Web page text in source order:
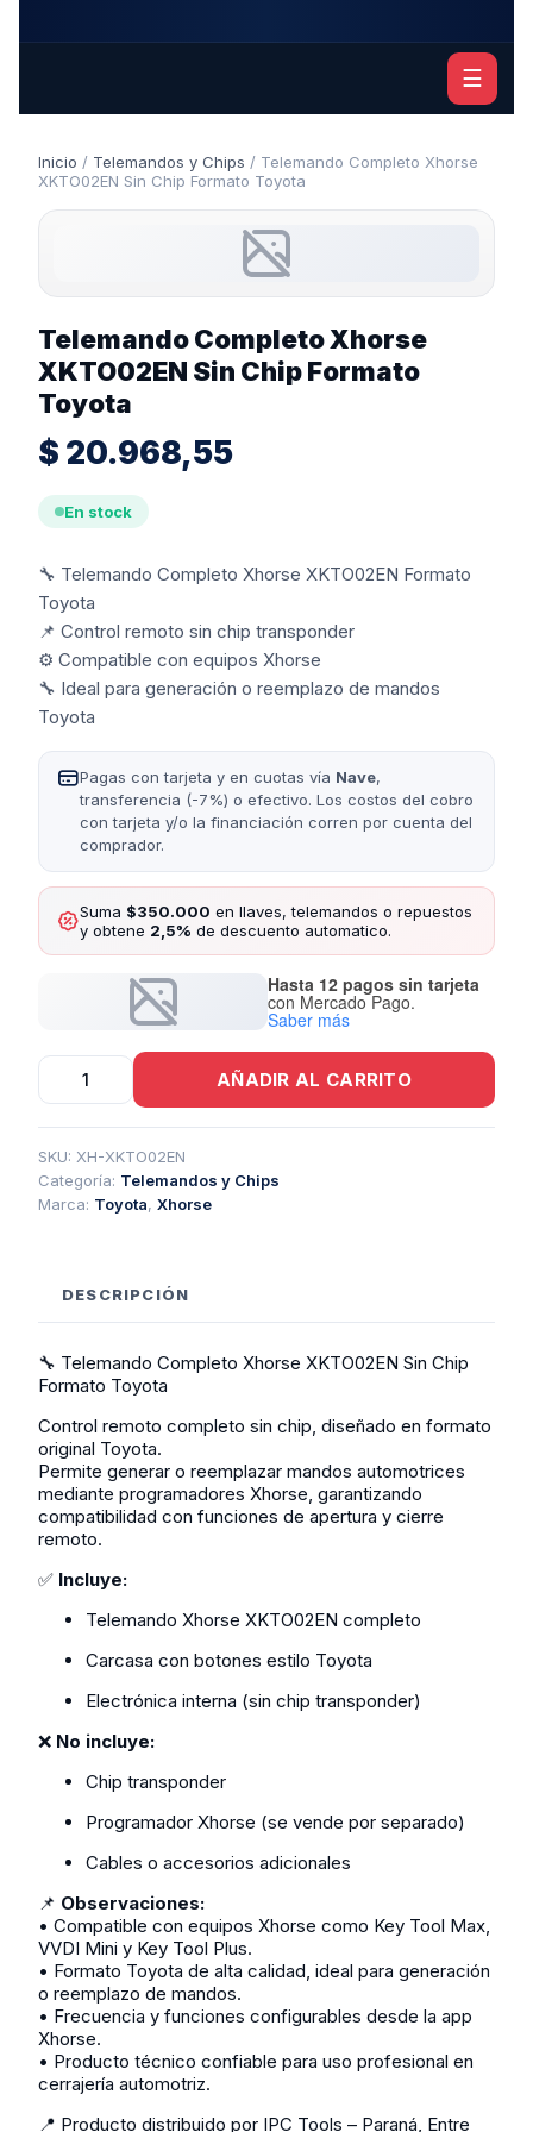
☰
Inicio / Telemandos y Chips / Telemando Completo Xhorse
XKTO02EN Sin Chip Formato Toyota
Telemando Completo Xhorse
XKTO02EN Sin Chip Formato
Toyota
$ 20.968,55
En stock
🔧 Telemando Completo Xhorse XKTO02EN Formato
Toyota
📌 Control remoto sin chip transponder
⚙️ Compatible con equipos Xhorse
🔧 Ideal para generación o reemplazo de mandos
Toyota
Pagas con tarjeta y en cuotas vía Nave,
transferencia (-7%) o efectivo. Los costos del cobro
con tarjeta y/o la financiación corren por cuenta del
comprador.
Suma $350.000 en llaves, telemandos o repuestos
y obtene 2,5% de descuento automatico.
Hasta 12 pagos sin tarjeta
con Mercado Pago.
Saber más
Telemando
Completo
Xhorse
XKTO02EN
Sin
Chip
Formato
AÑADIR AL CARRITO
SKU: XH-XKTO02EN
Categoría: Telemandos y Chips
Marca: Toyota, Xhorse
DESCRIPCIÓN
🔧 Telemando Completo Xhorse XKTO02EN Sin Chip
Formato Toyota
Control remoto completo sin chip, diseñado en formato
original Toyota.
Permite generar o reemplazar mandos automotrices
mediante programadores Xhorse, garantizando
compatibilidad con funciones de apertura y cierre
remoto.
✅ Incluye:
Telemando Xhorse XKTO02EN completo
Carcasa con botones estilo Toyota
Electrónica interna (sin chip transponder)
❌ No incluye:
Chip transponder
Programador Xhorse (se vende por separado)
Cables o accesorios adicionales
📌 Observaciones:
• Compatible con equipos Xhorse como Key Tool Max,
VVDI Mini y Key Tool Plus.
• Formato Toyota de alta calidad, ideal para generación
o reemplazo de mandos.
• Frecuencia y funciones configurables desde la app
Xhorse.
• Producto técnico confiable para uso profesional en
cerrajería automotriz.
📍 Producto distribuido por IPC Tools – Paraná, Entre